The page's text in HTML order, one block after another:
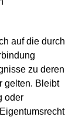
auf die durch
zu deren
gelten. Bleibt
oder